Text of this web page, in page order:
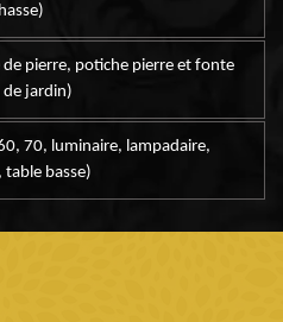
pierre, potiche pierre et fonte
de jardin)
70, luminaire, lampadaire,
basse)